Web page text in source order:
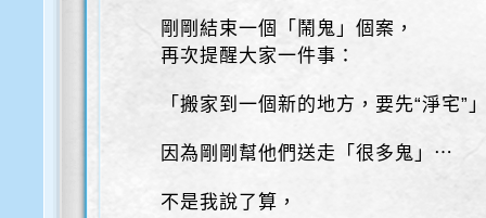
剛剛結束一個「鬧鬼」個案，
再次提醒大家一件事：
「搬家到一個新的地方，要先“淨宅”
因為剛剛幫他們送走「很多鬼」⋯
不是我說了算，